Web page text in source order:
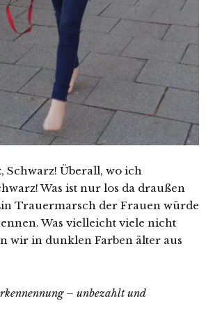
Schwarz! Überall, wo ich
Was ist nur los da draußen
Trauermarsch der Frauen würde
Was vielleicht viele nicht
wir in dunklen Farben älter aus
– unbezahlt und